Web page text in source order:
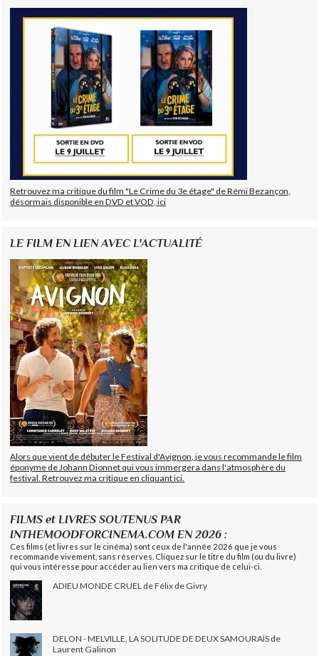
Retrouvez ma critique du film "Le Crime du 3e étage" de Rémi Bezançon,
désormais disponible en DVD et VOD, ici
LE FILM EN LIEN AVEC L'ACTUALITÉ
Alors que vient de débuter le Festival d'Avignon, je vous recommande le film
éponyme de Johann Dionnet qui vous immergera dans l'atmosphère du
festival. Retrouvez ma critique en cliquant ici.
FILMS et LIVRES SOUTENUS PAR
INTHEMOODFORCINEMA.COM EN 2026 :
Ces films (et livres sur le cinéma) sont ceux de l'année 2026 que je vous
recommande vivement, sans réserves. Cliquez sur le titre du film (ou du livre)
qui vous intéresse pour accéder au lien vers ma critique de celui-ci.
ADIEU MONDE CRUEL de Félix de Givry
DELON - MELVILLE, LA SOLITUDE DE DEUX SAMOURAÏS de
Laurent Galinon